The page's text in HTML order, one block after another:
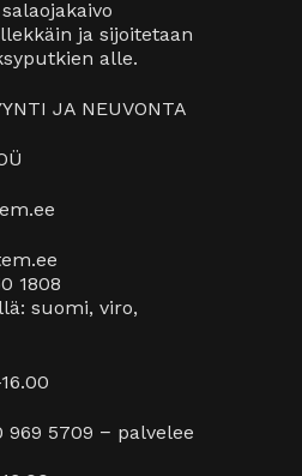
ja sijoitetaan
alle.
JA NEUVONTA
1808
suomi, viro,
969 5709 − palvelee